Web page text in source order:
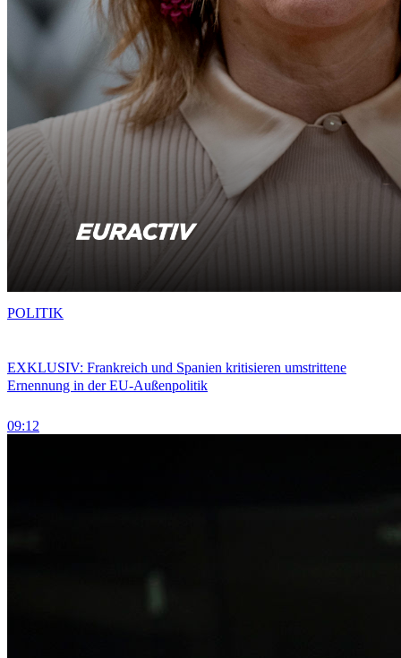
EXKLUSIV: Frankreich und Spanien kritisieren umstrittene
Ernennung in der EU-Außenpolitik
09:12
POLITIK